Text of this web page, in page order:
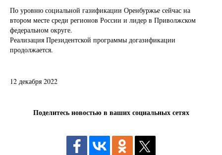
По уровню социальной газификации Оренбуржье сейчас на
втором месте среди регионов России и лидер в Приволжском
федеральном округе.
Реализация Президентской программы догазификации
продолжается.
12 декабря 2022
Поделитесь новостью в ваших социальных сетях